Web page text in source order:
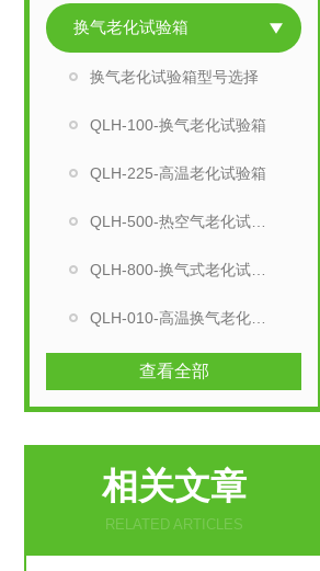
换气老化试验箱
换气老化试验箱型号选择
QLH-100-换气老化试验箱
QLH-225-高温老化试验箱
查看全部
相关文章
RELATED ARTICLES